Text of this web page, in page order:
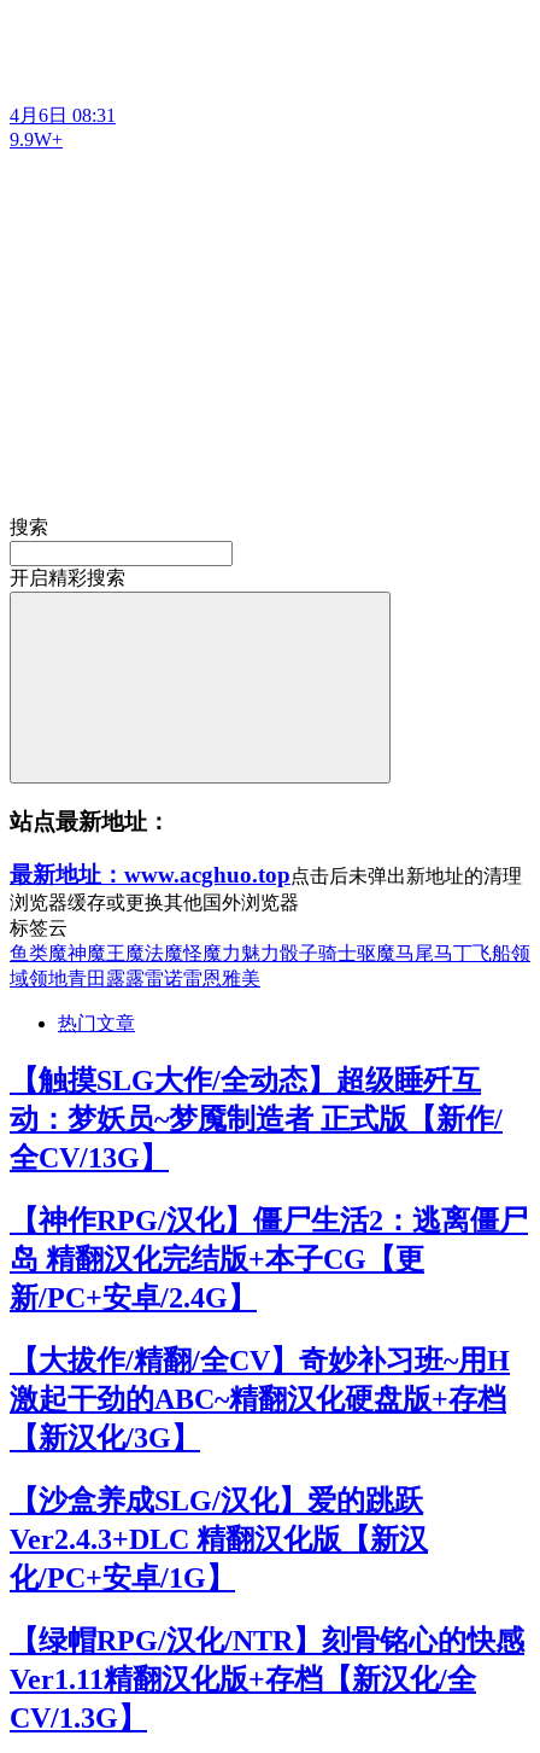
4月6日 08:31
9.9W+
搜索
开启精彩搜索
站点最新地址：
最新地址：www.acghuo.top点击后未弹出新地址的清理
浏览器缓存或更换其他国外浏览器
标签云
鱼类魔神魔王魔法魔怪魔力魅力骰子骑士驱魔马尾马丁飞船领
域领地青田 露露雷诺雷恩雅美
热门文章
【触摸SLG大作/全动态】超级睡歼互
动：梦妖员~梦魇制造者 正式版【新作/
全CV/13G】
【神作RPG/汉化】僵尸生活2：逃离僵尸
岛 精翻汉化完结版+本子CG【更
新/PC+安卓/2.4G】
【大拔作/精翻/全CV】奇妙补习班~用H
激起干劲的ABC~精翻汉化硬盘版+存档
【新汉化/3G】
【沙盒养成SLG/汉化】爱的跳跃
Ver2.4.3+DLC 精翻汉化版【新汉
化/PC+安卓/1G】
【绿帽RPG/汉化/NTR】刻骨铭心的快感
Ver1.11精翻汉化版+存档【新汉化/全
CV/1.3G】